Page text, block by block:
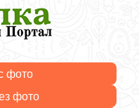
фото
фото